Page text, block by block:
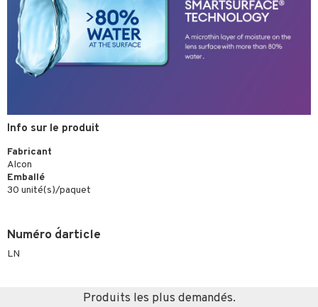
Info sur le produit
Fabricant
Alcon
Emballé
30 unité(s)/paquet
Numéro d´article
LN
Produits les plus demandés.